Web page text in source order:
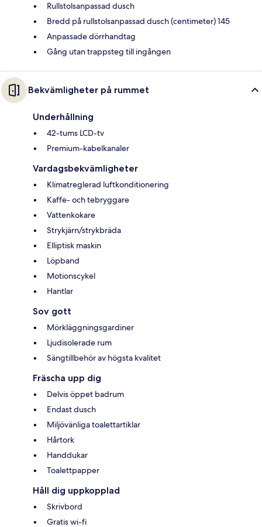
Rullstolsanpassad dusch
Bredd på rullstolsanpassad dusch (centimeter) 145
Anpassade dörrhandtag
Gång utan trappsteg till ingången
Bekvämligheter på rummet
Underhållning
42-tums LCD-tv
Premium-kabelkanaler
Vardagsbekvämligheter
Klimatreglerad luftkonditionering
Kaffe- och tebryggare
Vattenkokare
Strykjärn/strykbräda
Elliptisk maskin
Löpband
Motionscykel
Hantlar
Sov gott
Mörkläggningsgardiner
Ljudisolerade rum
Sängtillbehör av högsta kvalitet
Fräscha upp dig
Delvis öppet badrum
Endast dusch
Miljövänliga toalettartiklar
Hårtork
Handdukar
Toalettpapper
Håll dig uppkopplad
Skrivbord
Gratis wi-fi